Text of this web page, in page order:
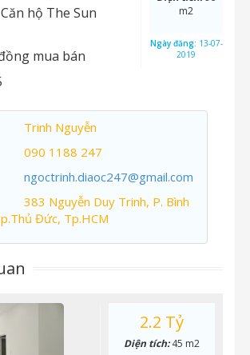
Căn hộ The Sun
mua bán
m2
Ngày đăng: 13-07-
2019
Trinh Nguyễn
090 1188 247
ngoctrinh.diaoc247@gmail.com
383 Nguyễn Duy Trinh, P. Bình
Đức, Tp.HCM
2.2 Tỷ
Diện tích:45 m2